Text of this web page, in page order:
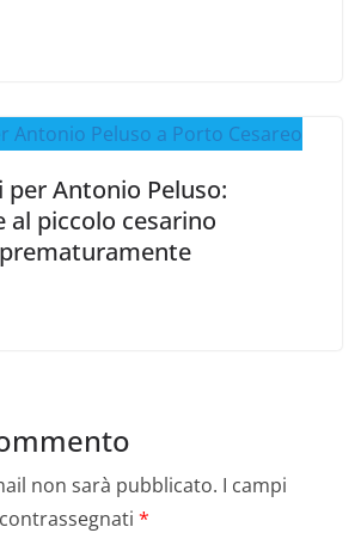
per Antonio Peluso:
al piccolo cesarino
non sarà pubblicato. I campi
*